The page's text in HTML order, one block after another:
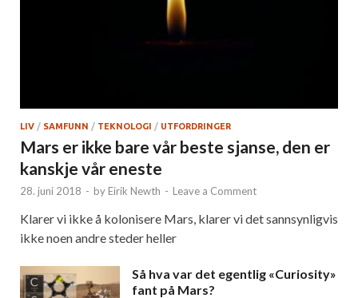
LIV / SAMFUNN / TEKNOLOGI / UTFORDRINGER
Mars er ikke bare vår beste sjanse, den er
kanskje vår eneste
28. juni 2018 - by Eirik Newth - Leave a Comment
Klarer vi ikke å kolonisere Mars, klarer vi det sannsynligvis
ikke noen andre steder heller
Så hva var det egentlig «Curiosity»
fant på Mars?